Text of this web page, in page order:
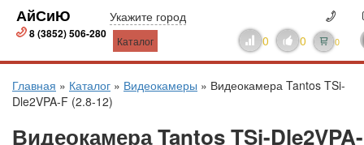
АйСиЮ
8 (3852) 506-280
Укажите город
Каталог 0 0 0
Главная » Каталог » Видеокамеры » Видеокамера Tantos TSi-
Dle2VPA-F (2.8-12)
Видеокамера Tantos TSi-